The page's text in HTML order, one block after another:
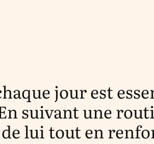
jour est
suivant une
lui tout en